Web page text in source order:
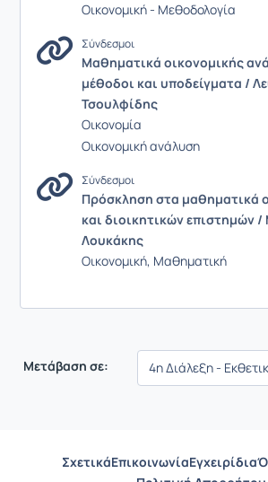
Οικονομική - Μεθοδολογία
Σύνδεσμοι
Μαθηματικά οικονομικής
μέθοδοι και υποδείγματα /
Τσουλφίδης
Οικονομία
Οικονομική ανάλυση
Σύνδεσμοι
Πρόσκληση στα μαθηματικά
και διοικητικών επιστημών
Λουκάκης
Οικονομική, Μαθηματική
Μετάβαση σε:
ΣχετικάΕπικοινωνίαΕγχειρίδια